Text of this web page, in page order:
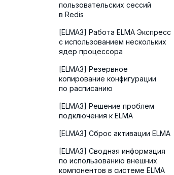
пользовательских сессий
в Redis
[ELMA3] Работа ELMA Экспресс
с использованием нескольких
ядер процессора
[ELMA3] Резервное
копирование конфигурации
по расписанию
[ELMA3] Решение проблем
подключения к ELMA
[ELMA3] Сброс активации ELMA
[ELMA3] Сводная информация
по использованию внешних
компонентов в системе ELMA